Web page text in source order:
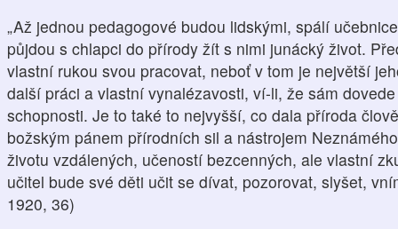
„Až jednou pedagogové budou lidskými, spálí
půjdou s chlapci do přírody žít s nimi junácký život.
vlastní rukou svou pracovat, neboť v tom je největší
další práci a vlastní vynalézavosti, ví-li, že sám
schopnosti. Je to také to nejvyšší, co dala příroda
božským pánem přírodních sil a nástrojem
životu vzdálených, učeností bezcenných, ale vlastní
učitel bude své děti učit se dívat, pozorovat, slyšet,
1920, 36)